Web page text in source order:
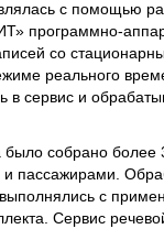
с помощью
программно-
со
реального
в сервис и
было собрано более
пассажирами.
с
Сервис